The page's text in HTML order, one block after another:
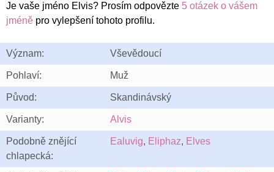
Je vaše jméno Elvis? Prosím odpovězte 5 otázek o vášem
jméně pro vylepšení tohoto profilu.
Význam: Vševědoucí
Pohlaví: Muž
Původ: Skandinávský
Varianty: Alvis
Podobně znějící
chlapecká:
Ealuvig, Eliphaz, Elves